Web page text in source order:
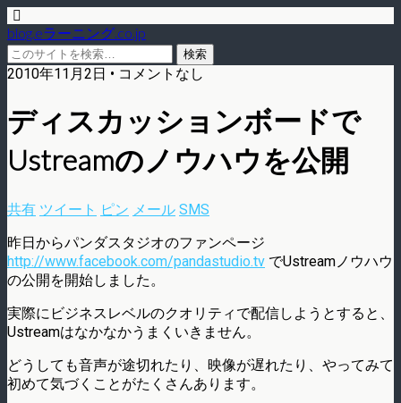
blog.eラーニング.co.jp
2010年11月2日 • コメントなし
ディスカッションボードで
Ustreamのノウハウを公開
共有 ツイート ピン メール SMS
昨日からパンダスタジオのファンページ
http://www.facebook.com/pandastudio.tv でUstreamノウハウ
の公開を開始しました。
実際にビジネスレベルのクオリティで配信しようとすると、
Ustreamはなかなかうまくいきません。
どうしても音声が途切れたり、映像が遅れたり、やってみて
初めて気づくことがたくさんあります。